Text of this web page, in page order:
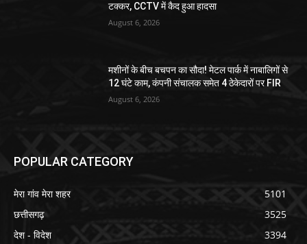
टक्कर, CCTV में कैद हुआ हादसा
August 6, 2026
मशीनों के बीच बचपन का सौदा! मेटल पार्क में नाबालिगों से
12 घंटे काम, कंपनी संचालक समेत 4 ठेकेदारों पर FIR
August 6, 2026
POPULAR CATEGORY
मेरा गांव मेरा शहर
5101
छत्तीसगढ़
3525
देश - विदेश
3394